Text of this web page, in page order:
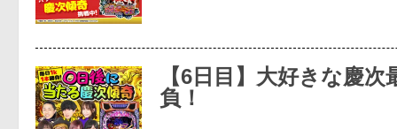
【6日目】大好きな慶次
負！